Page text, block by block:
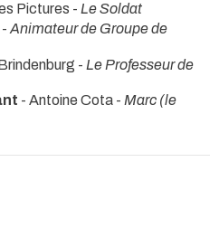
Pictures - Le Soldat
Animateur de Groupe de
- Le Professeur de
- Antoine Cota - Marc (le